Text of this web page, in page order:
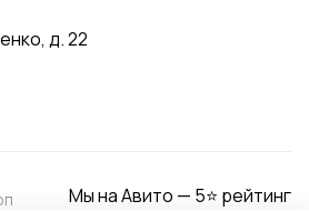
д. 22
Мы на Авито — 5⭐ рейтинг